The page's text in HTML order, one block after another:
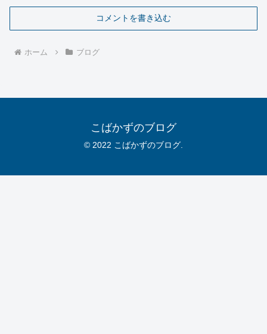
コメントを書き込む
ホーム ブログ
こばかずのブログ
© 2022 こばかずのブログ.